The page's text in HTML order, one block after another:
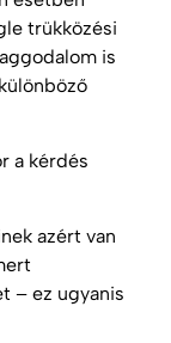
trükközési
is
a kérdés
azért van
– ez ugyanis